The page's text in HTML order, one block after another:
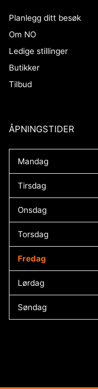
Planlegg ditt besøk
Om NO
Ledige stillinger
Butikker
Tilbud
ÅPNINGSTIDER​
Mandag
Tirsdag
Onsdag
Torsdag
Fredag
Lørdag
Søndag